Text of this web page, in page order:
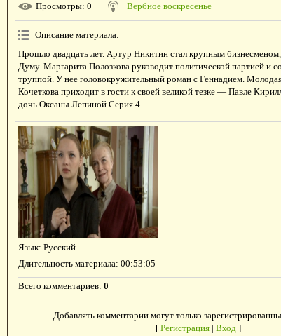
Просмотры: 0 Вербное воскресенье
Описание материала:
Прошло двадцать лет. Артур Никитин стал крупным бизнесменом,
Думу. Маргарита Полозкова руководит политической партией и
труппой. У нее головокружительный роман с Геннадием.
Кочеткова приходит в гости к своей великой тeзке — Павле
дочь Оксаны Лепиной.Серия 4.
Язык: Русский
Длительность материала: 00:53:05
Всего комментариев: 0
Добавлять комментарии могут только
[ Регистрация| Вход ]